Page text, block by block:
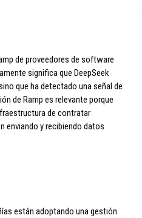
de proveedores de software
significa que DeepSeek
que ha detectado una señal de
de Ramp es relevante porque
de contratar
enviando y recibiendo datos
están adoptando una gestión